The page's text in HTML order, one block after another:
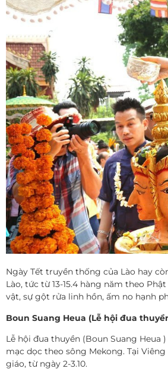
Ngày Tết truyền thống của Lào hay
Lào, tức từ 13-15.4 hàng năm theo
vật, sự gột rửa linh hồn, ấm no hạnh
Boun Suang Heua (Lễ hội đua
Lễ hội đua thuyền (Boun Suang Heua
mạc dọc theo sông Mekong. Tại
giáo, từ ngày 2-3.10.